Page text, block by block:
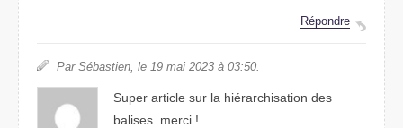
Répondre
Par Sébastien, le 19 mai 2023 à 03:50.
Super article sur la hiérarchisation des
balises. merci !